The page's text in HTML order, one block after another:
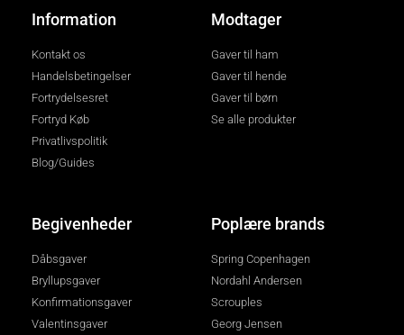
Information
Kontakt os
Handelsbetingelser
Fortrydelsesret
Fortryd Køb
Privatlivspolitik
Blog/Guides
Modtager
Gaver til ham
Gaver til hende
Gaver til børn
Se alle produkter
Begivenheder
Dåbsgaver
Bryllupsgaver
Konfirmationsgaver
Valentinsgaver
Poplære brands
Spring Copenhagen
Nordahl Andersen
Scrouples
Georg Jensen